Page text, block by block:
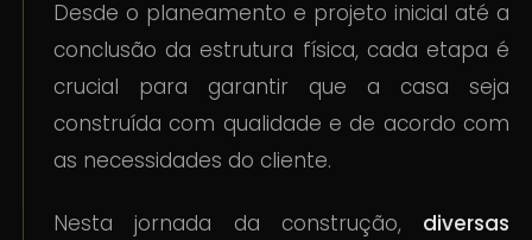
Desde o planeamento e projeto inicial até a
conclusão da estrutura física, cada etapa é
crucial para garantir que a casa seja
construída com qualidade e de acordo com
as necessidades do cliente.
Nesta jornada da construção, diversas